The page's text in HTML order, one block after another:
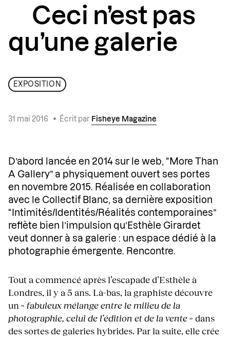
Ceci n’est pas
qu’une galerie
EXPOSITION
31 mai 2016 • Écrit par Fisheye Magazine
D’abord lancée en 2014 sur le web, “More Than
A Gallery” a physiquement ouvert ses portes
en novembre 2015. Réalisée en collaboration
avec le Collectif Blanc, sa dernière exposition
“Intimités/Identités/Réalités contemporaines”
reflète bien l’impulsion qu’Esthèle Girardet
veut donner à sa galerie : un espace dédié à la
photographie émergente. Rencontre.
Tout a commencé après l’escapade d’Esthèle à
Londres, il y a 5 ans. Là-bas, la graphiste découvre
un « fabuleux mélange entre le milieu de la
photographie, celui de l’édition et de la vente» dans
des sortes de galeries hybrides. Par la suite, elle crée